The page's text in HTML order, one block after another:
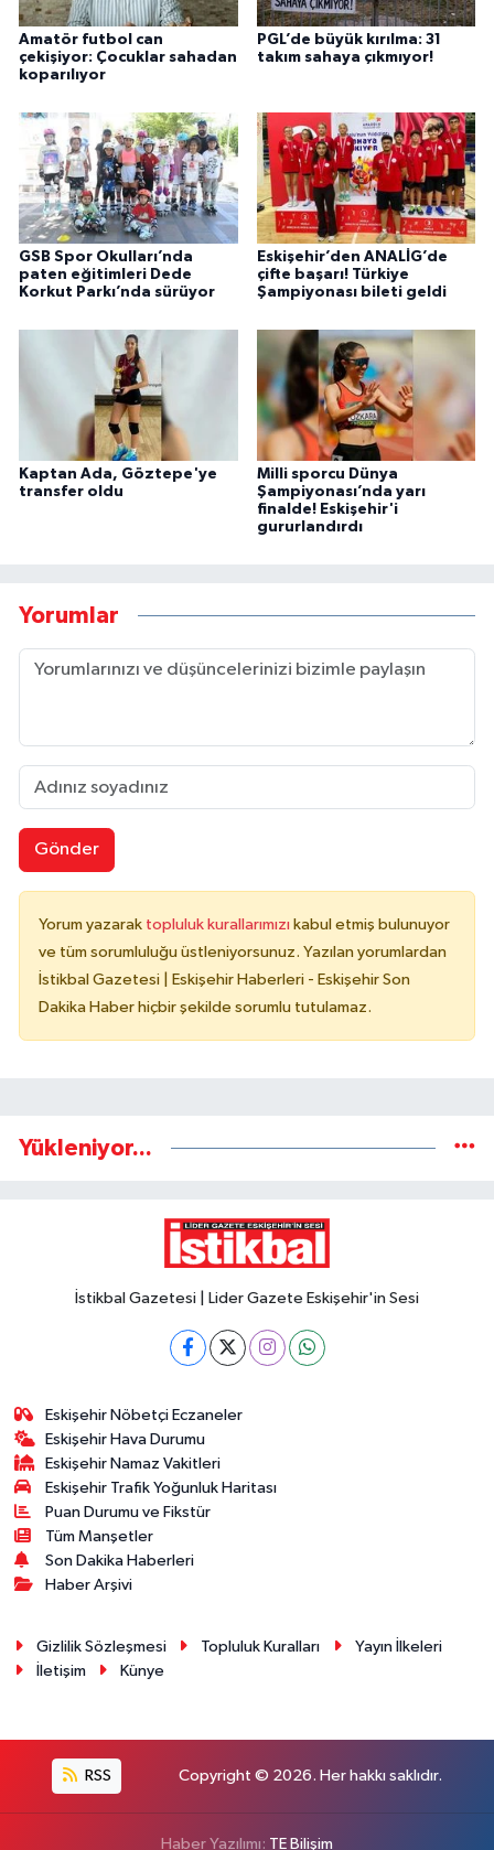
Amatör futbol can
çekişiyor: Çocuklar sahadan
koparılıyor
PGL’de büyük kırılma: 31
takım sahaya çıkmıyor!
GSB Spor Okulları’nda
paten eğitimleri Dede
Korkut Parkı’nda sürüyor
Eskişehir’den ANALİG’de
çifte başarı! Türkiye
Şampiyonası bileti geldi
Kaptan Ada, Göztepe'ye
transfer oldu
Milli sporcu Dünya
Şampiyonası’nda yarı
finalde! Eskişehir'i
gururlandırdı
Yorumlar
Gönder
Yorum yazarak topluluk kurallarımızı kabul etmiş bulunuyor
ve tüm sorumluluğu üstleniyorsunuz. Yazılan yorumlardan
İstikbal Gazetesi | Eskişehir Haberleri - Eskişehir Son
Dakika Haber hiçbir şekilde sorumlu tutulamaz.
Yükleniyor...
İstikbal Gazetesi | Lider Gazete Eskişehir'in Sesi
Eskişehir Nöbetçi Eczaneler
Eskişehir Hava Durumu
Eskişehir Namaz Vakitleri
Eskişehir Trafik Yoğunluk Haritası
Puan Durumu ve Fikstür
Tüm Manşetler
Son Dakika Haberleri
Haber Arşivi
Gizlilik Sözleşmesi Topluluk Kuralları
Yayın İlkeleri
İletişim
Künye
RSS Copyright © 2026. Her hakkı saklıdır.
Haber Yazılımı: TE Bilişim